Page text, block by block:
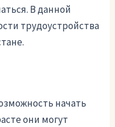
В данной
трудоустройства
начать
они могут